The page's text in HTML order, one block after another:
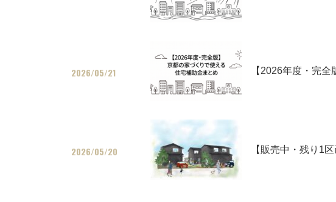
2026/05/21 【2026年度・完
2026/05/20 【販売中・残り1